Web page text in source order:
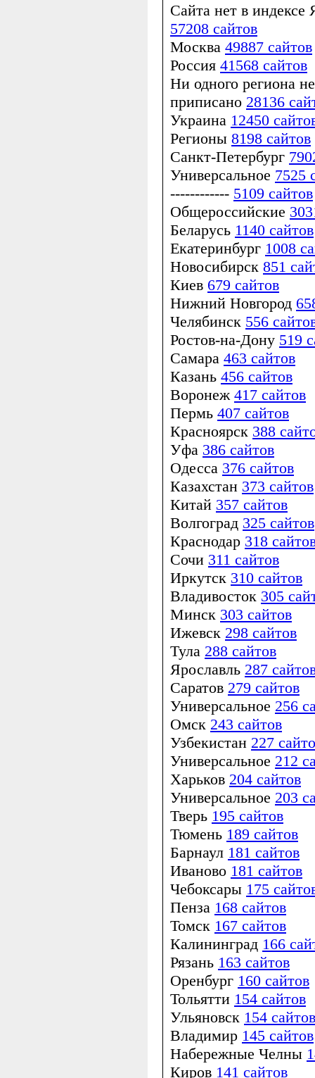
Сайта нет в индексе
57208 сайтов
Москва 49887 сайтов
Россия 41568 сайтов
Ни одного региона не
приписано 28136
Украина 12450
Регионы 8198 сайтов
Санкт-Петербург
Универсальное 7525
------------ 5109 сайтов
Общероссийские
Беларусь 1140 сайтов
Екатеринбург 1008
Новосибирск 851
Киев 679 сайтов
Нижний Новгород
Челябинск 556
Ростов-на-Дону 519
Самара 463 сайтов
Казань 456 сайтов
Воронеж 417 сайтов
Пермь 407 сайтов
Красноярск 388
Уфа 386 сайтов
Одесса 376 сайтов
Казахстан 373 сайтов
Китай 357 сайтов
Волгоград 325 сайтов
Краснодар 318
Сочи 311 сайтов
Иркутск 310 сайтов
Владивосток 305
Минск 303 сайтов
Ижевск 298 сайтов
Тула 288 сайтов
Ярославль 287
Саратов 279 сайтов
Универсальное 256
Омск 243 сайтов
Узбекистан 227
Универсальное 212
Харьков 204 сайтов
Универсальное 203
Тверь 195 сайтов
Тюмень 189 сайтов
Барнаул 181 сайтов
Иваново 181 сайтов
Чебоксары 175
Пенза 168 сайтов
Томск 167 сайтов
Калининград 166
Рязань 163 сайтов
Оренбург 160 сайтов
Тольятти 154 сайтов
Ульяновск 154 сайтов
Владимир 145 сайтов
Набережные Челны
Киров 141 сайтов